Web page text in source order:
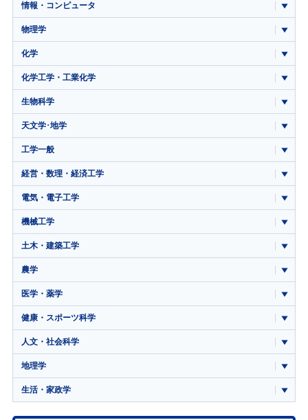
情報・コンピュータ
物理学
化学
化学工学・工業化学
生物科学
天文学･地学
工学一般
経営・数理・経済工学
電気・電子工学
機械工学
土木・建築工学
農学
医学・薬学
健康・スポーツ科学
人文・社会科学
地理学
生活・家政学